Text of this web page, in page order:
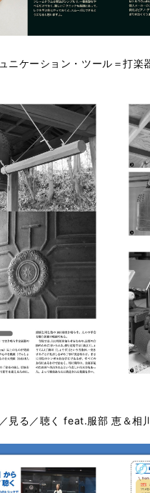
ケーション・ツール＝打楽
る／聴く feat.服部 恵＆相